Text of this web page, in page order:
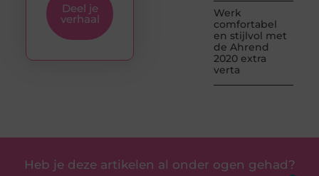
Werk
comfortabel
en stijlvol met
de Ahrend
2020 extra
verta
Deel je
verhaal
Heb je deze artikelen al onder ogen gehad?